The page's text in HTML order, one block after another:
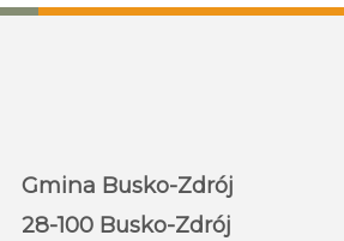
Gmina Busko-Zdrój
28-100 Busko-Zdrój